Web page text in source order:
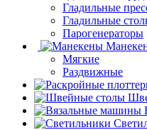
Гладильные
Гладильные
Парогенераторы
Мягкие
Раздвижные